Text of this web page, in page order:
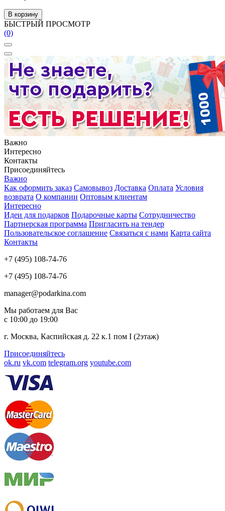
В корзину
БЫСТРЫЙ ПРОСМОТР
(0)
Важно
Интересно
Контакты
Присоединяйтесь
Важно
Как оформить заказ Самовывоз Доставка Оплата Условия
возврата О компании Оптовым клиентам
Интересно
Идеи для подарков Подарочные карты Сотрудничество
Партнерская программа Пригласить на тендер
Пользовательское соглашение Связаться с нами Карта сайта
Контакты
+7 (495) 108-74-76
+7 (495) 108-74-76
manager@podarkina.com
Мы работаем для Вас
с 10:00 до 19:00
г. Москва, Каспийская д. 22 к.1 пом I (2этаж)
Присоединяйтесь
ok.ru vk.com telegram.org youtube.com